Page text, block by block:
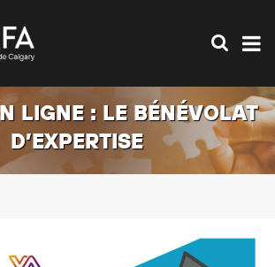
LIGNE : LE BÉNÉVOLAT
D’EXPERTISE